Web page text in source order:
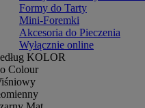
Formy do Tarty
Mini-Foremki
Akcesoria do Pieczenia
Wyłącznie online
KOLOR
Colour